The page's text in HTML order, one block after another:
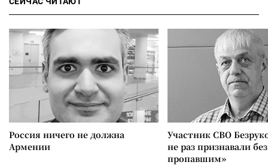
Россия ничего не должна
Армении
Участник СВО
не раз признавали
пропавшим»